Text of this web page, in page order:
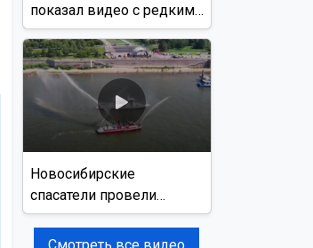
показал видео с редким
виверровым котом
Новосибирские
спасатели провели
учения на реке Обь
Смотреть все видео